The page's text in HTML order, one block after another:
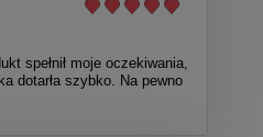
spełnił moje oczekiwania,
dotarła szybko. Na pewno